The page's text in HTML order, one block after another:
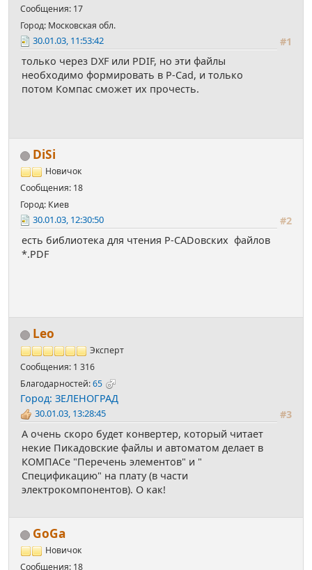
Сообщения: 17
Город: Московская обл.
#1
30.01.03, 11:53:42
только через DXF или PDIF, но эти файлы
необходимо формировать в P-Cad, и только
потом Компас сможет их прочесть.
DiSi
Новичок
Сообщения: 18
Город: Киев
#2
30.01.03, 12:30:50
есть библиотека для чтения P-CADовских файлов
*.PDF
Leo
Эксперт
Сообщения: 1 316
Благодарностей:65
Город: ЗЕЛЕНОГРАД
#3
30.01.03, 13:28:45
А очень скоро будет конвертер, который читает
некие Пикадовские файлы и автоматом делает в
КОМПАСе "Перечень элементов" и "
Спецификацию" на плату (в части
электрокомпонентов). О как!
GoGa
Новичок
Сообщения: 18